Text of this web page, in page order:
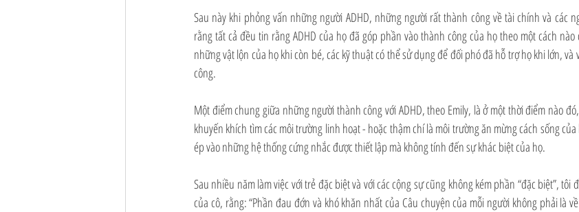
Sau này khi phỏng vấn những người ADHD, những người rất thành công về tài chính và các
rằng tất cả đều tin rằng ADHD của họ đã góp phần vào thành công của họ theo một cách
những vật lộn của họ khi còn bé, các kỹ thuật có thể sử dụng để đối phó đã hỗ trợ họ khi lớn, và
công.
Một điểm chung giữa những người thành công với ADHD, theo Emily, là ở một thời điểm nào
khuyến khích tìm các môi trường linh hoạt - hoặc thậm chí là môi trường ăn mừng cách sống
ép vào những hệ thống cứng nhắc được thiết lập mà không tính đến sự khác biệt của họ.
Sau nhiều năm làm việc với trẻ đặc biệt và với các cộng sự cũng không kém phần “đặc biệt”,
của cô, rằng: “Phần đau đớn và khó khăn nhất của Câu chuyện của mỗi người không phải là